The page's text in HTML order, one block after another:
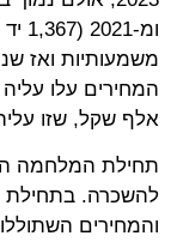
אלף שקל, שזו
תחילת המלחמה
להשכרה. בתחילת
והמחירים